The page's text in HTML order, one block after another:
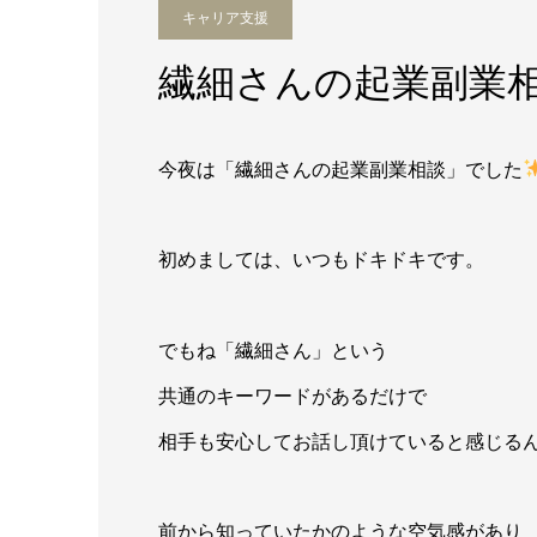
キャリア支援
繊細さんの起業副業
今夜は「繊細さんの起業副業相談」でした
初めましては、いつもドキドキです。
でもね「繊細さん」という
共通のキーワードがあるだけで
相手も安心してお話し頂けていると感じる
前から知っていたかのような空気感があり